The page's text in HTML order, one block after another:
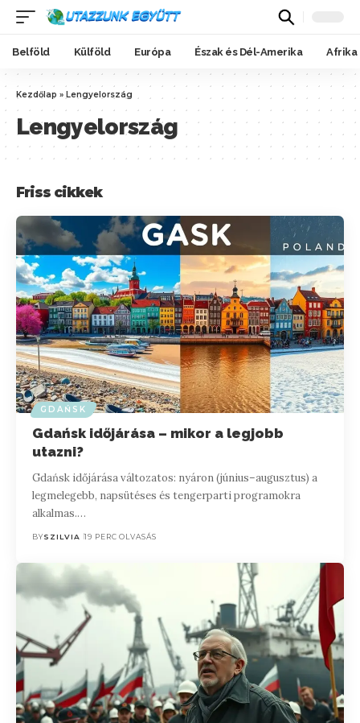
Belföld Külföld Európa Észak és Dél-Amerika Afrika
Kezdőlap » Lengyelország
Lengyelország
Friss cikkek
GDAŃSK
Gdańsk időjárása – mikor a legjobb
utazni?
Gdańsk időjárása változatos: nyáron (június–augusztus) a
legmelegebb, napsütéses és tengerparti programokra
alkalmas.…
BYSZILVIA 19 PERC OLVASÁS